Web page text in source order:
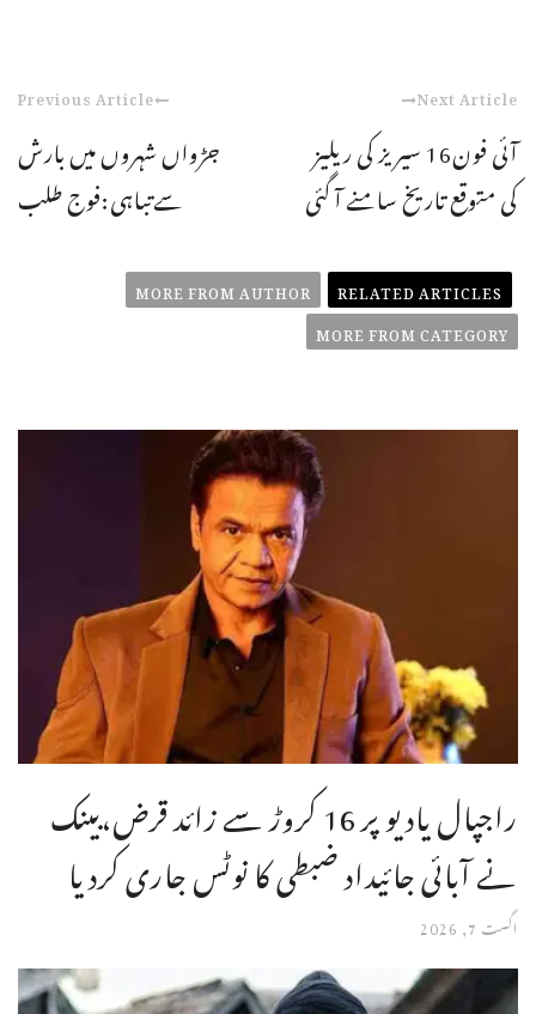
Previous Article
جڑواں شہروں میں بارش
سےتباہی:فوج طلب
Next Article
آئی فون16 سیریز کی ریلیز
کی متوقع تاریخ سامنے آ گئی
RELATED ARTICLES
MORE FROM AUTHOR
MORE FROM CATEGORY
راجپال یادیو پر 16 کروڑ سے زائد قرض،بینک
نے آبائی جائیداد ضبطی کا نوٹس جاری کردیا
اگست 7, 2026